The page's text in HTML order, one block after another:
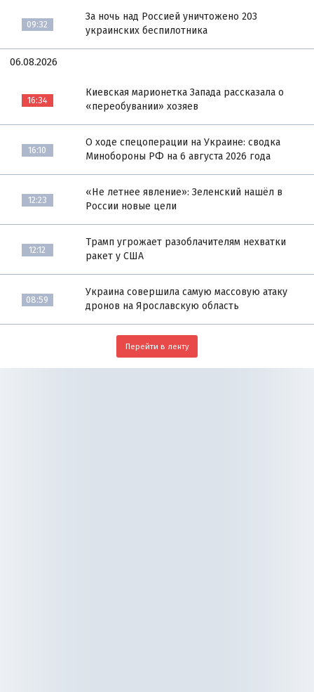
09:32
За ночь над Россией уничтожено 203
украинских беспилотника
06.08.2026
16:34
Киевская марионетка Запада рассказала о
«переобувании» хозяев
16:10
О ходе спецоперации на Украине: сводка
Минобороны РФ на 6 августа 2026 года
12:23
«Не летнее явление»: Зеленский нашёл в
России новые цели
12:12
Трамп угрожает разоблачителям нехватки
ракет у США
08:59
Украина совершила самую массовую атаку
дронов на Ярославскую область
Перейти в ленту